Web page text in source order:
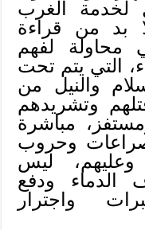
لخدمة الغرب
بد من قراءة
محاولة لفهم
التي يتم تحت
والنيل من
وتشريدهم
مباشرة
وحروب
ليس
الدماء ودفع
واجترار